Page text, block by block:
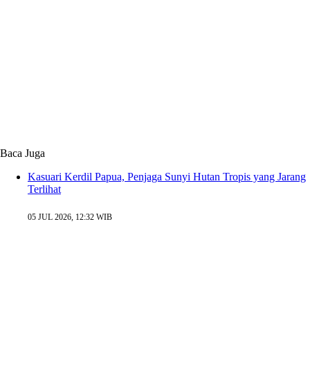
Baca Juga
Kasuari Kerdil Papua, Penjaga Sunyi Hutan Tropis yang Jarang
Terlihat
05 JUL 2026, 12:32 WIB